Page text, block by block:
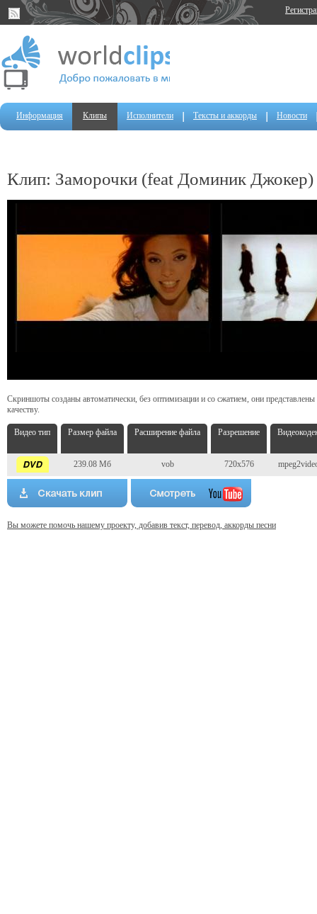
Информация Клипы Исполнители Тексты и аккорды Новости
Клип: Заморочки (feat Доминик Джокер)
Скриншоты созданы автоматически, без оптимизации и со сжатием, они
качеству.
Видео тип Размер файла Расширение файла Разрешение
239.08 Мб vob 720x576
Вы можете помочь нашему проекту, добавив текст, перевод, аккорды песни